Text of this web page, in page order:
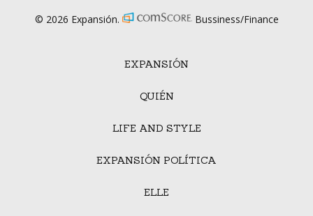
EXPANSIÓN
QUIÉN
LIFE AND STYLE
EXPANSIÓN POLÍTICA
ELLE
© 2026 Expansión. Bussiness/Finance